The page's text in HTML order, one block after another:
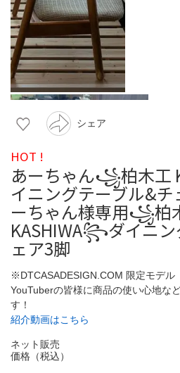
シェア
HOT !
あーちゃん꧁柏木工
イニングテーブル&
ーちゃん様専用꧁柏
KASHIWA꧂ダイニン
ェア3脚
※DTCASADESIGN.COM 限定モデル
YouTuberの皆様に商品の使い心地な
す！
紹介動画はこちら
ネット販売
価格（税込）